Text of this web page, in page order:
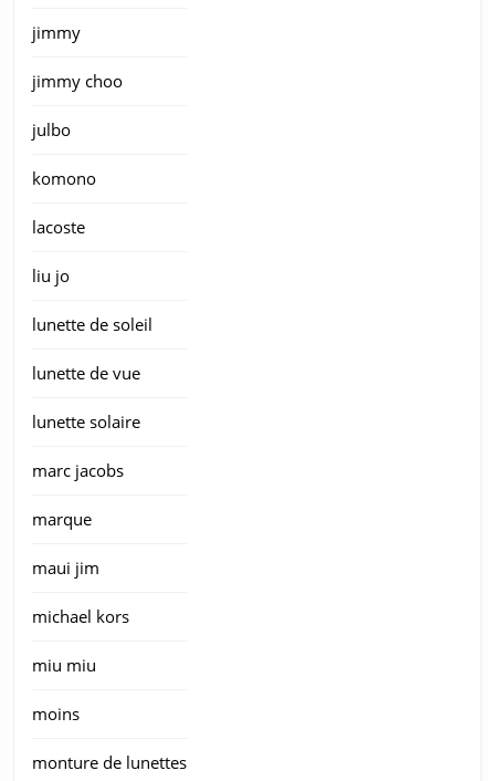
jimmy
jimmy choo
julbo
komono
lacoste
liu jo
lunette de soleil
lunette de vue
lunette solaire
marc jacobs
marque
maui jim
michael kors
miu miu
moins
monture de lunettes